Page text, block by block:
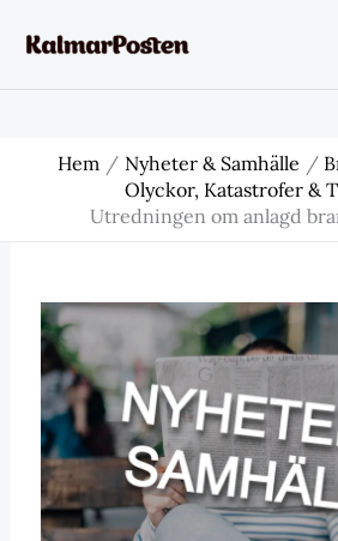
Hem Nyheter & Samhälle
Olyckor, Katastrofer &
Utredningen om anlagd